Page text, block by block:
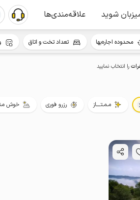
شوید علاقه‌مندی‌ها
را انتخاب نمایید
مـمـتــــاز رزرو فوری خوش
محدوده اجاره‌بها تعداد تخت و اتاق